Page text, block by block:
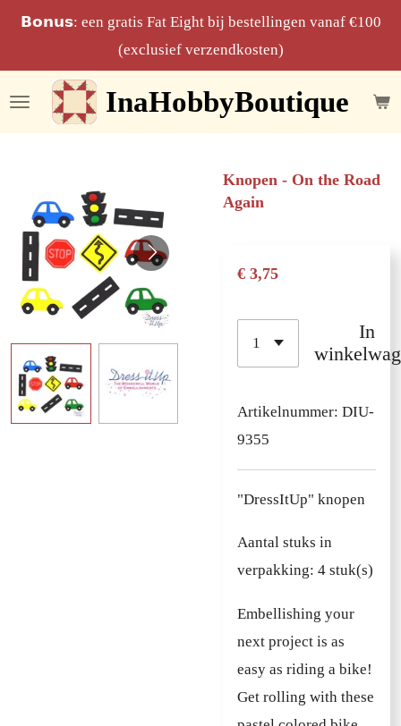
Ga
de
hoofdinhoud
InaHobbyBoutique
𝗕𝗼𝗻𝘂𝘀: een gratis Fat Eight bij bestellingen vanaf €100
(exclusief verzendkosten)
Knopen - On the Road
Again
€ 3,75
In
Artikelnummer: DIU-
9355
"DressItUp" knopen
Aantal stuks in
verpakking: 4 stuk(s)
Embellishing your
next project is as
easy as riding a bike!
Get rolling with these